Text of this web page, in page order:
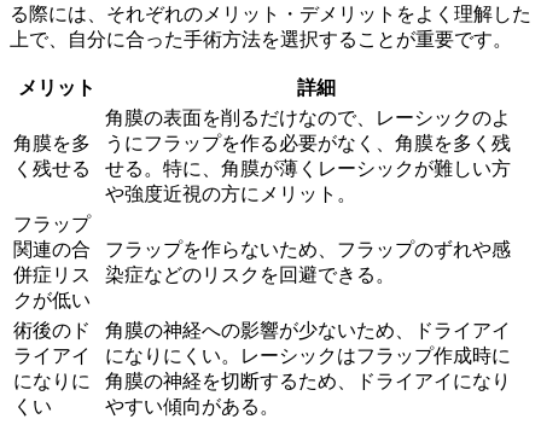
る際には、それぞれのメリット・デメリットをよく理解した
上で、自分に合った手術方法を選択することが重要です。
メリット 詳細
角膜を多
く残せる
角膜の表面を削るだけなので、レーシックのよ
うにフラップを作る必要がなく、角膜を多く残
せる。特に、角膜が薄くレーシックが難しい方
や強度近視の方にメリット。
フラップ
関連の合
併症リス
クが低い
フラップを作らないため、フラップのずれや感
染症などのリスクを回避できる。
術後のド
ライアイ
になりに
くい
角膜の神経への影響が少ないため、ドライアイ
になりにくい。レーシックはフラップ作成時に
角膜の神経を切断するため、ドライアイになり
やすい傾向がある。